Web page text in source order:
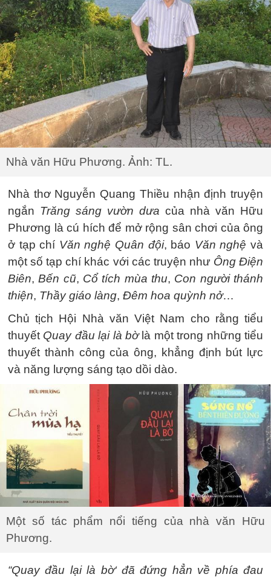
Nhà văn Hữu Phương. Ảnh: TL.
Nhà thơ Nguyễn Quang Thiều nhận định truyện
ngắn Trăng sáng vườn dưa của nhà văn Hữu
Phương là cú hích để mở rộng sân chơi của ông
ở tạp chí Văn nghệ Quân đội, báo Văn nghệ và
một số tạp chí khác với các truyện như Ông Điện
Biên,Bến cũ, Cổ tích mùa thu, Con người thánh
thiện, Thầy giáo làng, Đêm hoa quỳnh nở…
Chủ tịch Hội Nhà văn Việt Nam cho rằng tiểu
thuyết Quay đầu lại là bờlà một trong những tiểu
thuyết thành công của ông, khẳng định bút lực
và năng lượng sáng tạo dồi dào.
Một số tác phẩm nổi tiếng của nhà văn Hữu
Phương.
“Quay đầu lại là bờ‘ đã đứng hẳn về phía đau